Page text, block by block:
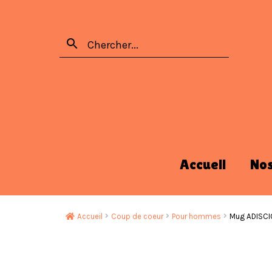
Accueil
Accueil Coup de coeur Pour hommes Mug